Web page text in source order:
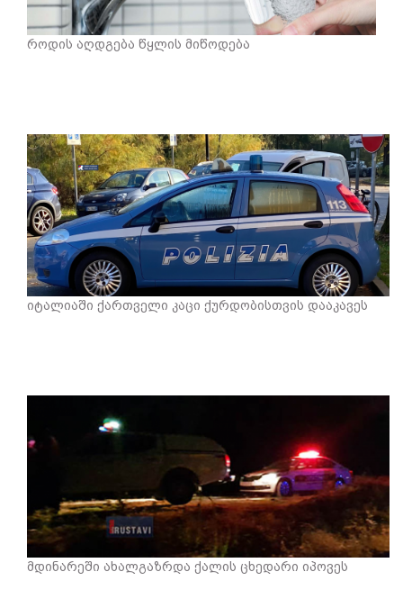
როდის აღდგება წყლის მიწოდება
იტალიაში ქართველი კაცი ქურდობისთვის დააკავეს
მდინარეში ახალგაზრდა ქალის ცხედარი იპოვეს